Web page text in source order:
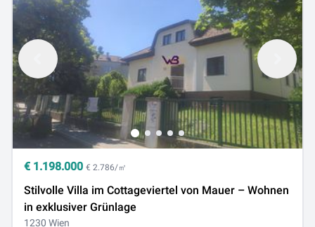
€ 1.198.000 € 2.786/㎡
Stilvolle Villa im Cottageviertel von Mauer – Wohnen
in exklusiver Grünlage
1230 Wien